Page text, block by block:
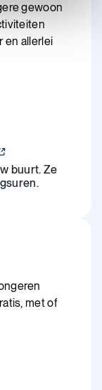
gewoon
en allerlei
buurt. Ze
met of